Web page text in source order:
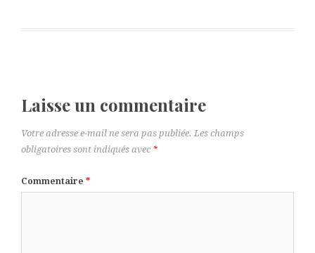
Laisse un commentaire
Votre adresse e-mail ne sera pas publiée. Les champs
obligatoires sont indiqués avec *
Commentaire *